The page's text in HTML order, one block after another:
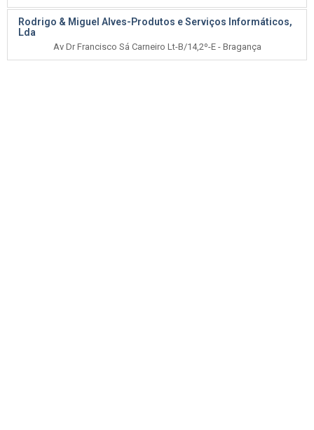
Rodrigo & Miguel Alves-Produtos e Serviços Informáticos,
Lda
Av Dr Francisco Sá Carneiro Lt-B/14,2º-E - Bragança